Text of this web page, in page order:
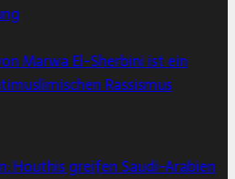
Marwa El-Sherbini ist ein
Rassismus
Houthis greifen Saudi-Arabien